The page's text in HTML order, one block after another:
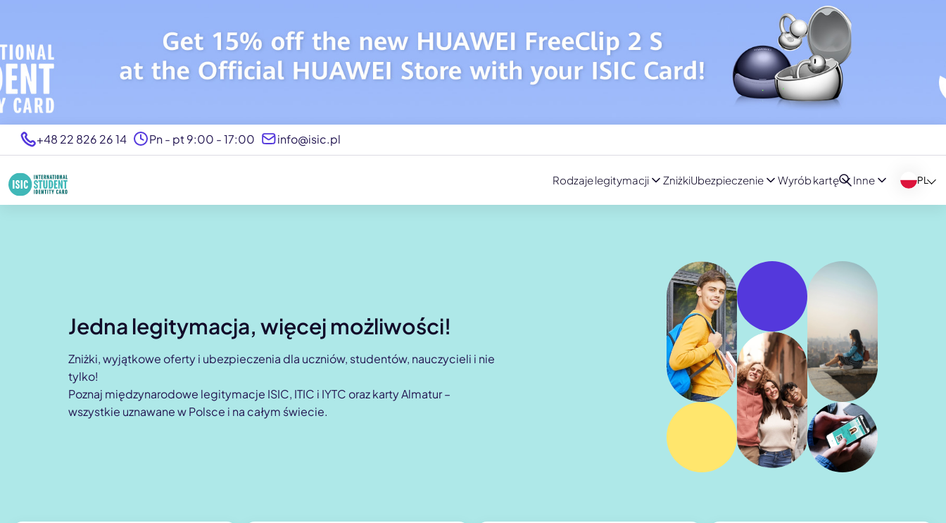
Rodzaje legitymacji ZniżkiUbezpieczenie Wyrób kartę Inne PL
+48 22 826 26 14 Pn - pt 9:00 - 17:00 info@isic.pl
Jedna legitymacja, więcej możliwości!
Zniżki, wyjątkowe oferty i ubezpieczenia dla uczniów, studentów, nauczycieli i nie
tylko!
Poznaj międzynarodowe legitymacje ISIC, ITIC i IYTC oraz karty Almatur –
wszystkie uznawane w Polsce i na całym świecie.